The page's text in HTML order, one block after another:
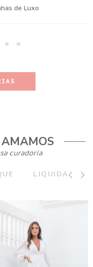
curadoria
LIQUIDA